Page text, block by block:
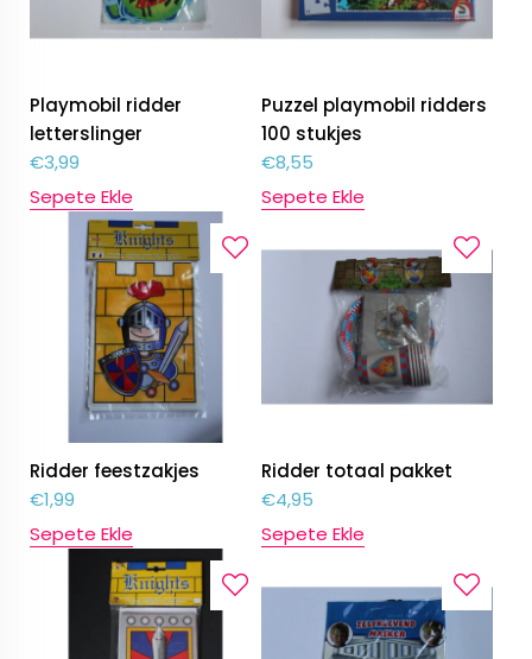
Playmobil ridder
letterslinger
€3,99
Sepete Ekle
Puzzel playmobil ridders
100 stukjes
€8,55
Sepete Ekle
Ridder feestzakjes
€1,99
Sepete Ekle
Ridder totaal pakket
€4,95
Sepete Ekle